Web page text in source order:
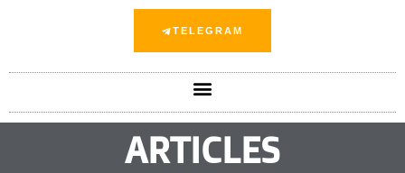
TELEGRAM
ARTICLES